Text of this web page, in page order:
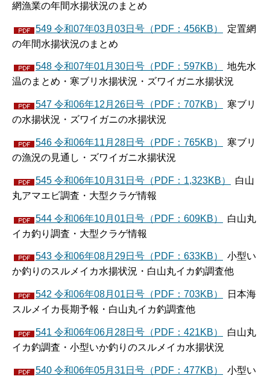
網漁業の年間水揚状況のまとめ
549 令和07年03月03日号（PDF：456KB）
定置網
の年間水揚状況のまとめ
548 令和07年01月30日号（PDF：597KB）
地先水
温のまとめ・寒ブリ水揚状況・ズワイガニ水揚状況
547 令和06年12月26日号（PDF：707KB）
寒ブリ
の水揚状況・ズワイガニの水揚状況
546 令和06年11月28日号（PDF：765KB）
寒ブリ
の漁況の見通し・ズワイガニ水揚状況
545 令和06年10月31日号（PDF：1,323KB）
白山
丸アマエビ調査・大型クラゲ情報
544 令和06年10月01日号（PDF：609KB）
白山丸
イカ釣り調査・大型クラゲ情報
543 令和06年08月29日号（PDF：633KB）
小型い
か釣りのスルメイカ水揚状況・白山丸イカ釣調査他
542 令和06年08月01日号（PDF：703KB）
日本海
スルメイカ長期予報・白山丸イカ釣調査他
541 令和06年06月28日号（PDF：421KB）
白山丸
イカ釣調査・小型いか釣りのスルメイカ水揚状況
540 令和06年05月31日号（PDF：477KB）
小型い